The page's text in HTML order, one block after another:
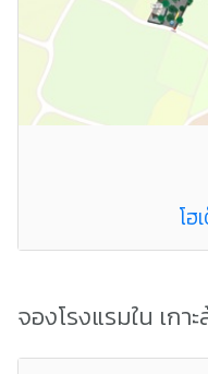
โฮ
จองโรงแรมใน เกา